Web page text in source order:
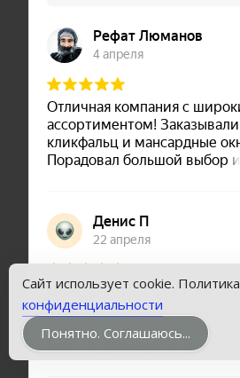
Сайт использует cookie. Политика
конфиденциальности
Понятно. Соглашаюсь...